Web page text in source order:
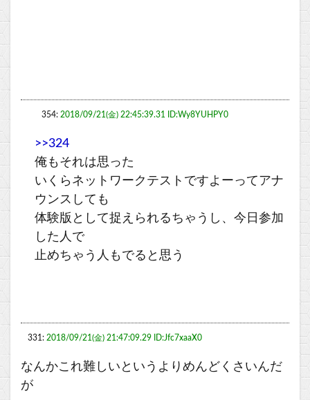
354: 2018/09/21(金) 22:45:39.31 ID:Wy8YUHPY0
>>324
俺もそれは思った
いくらネットワークテストですよーってアナ
ウンスしても
体験版として捉えられるちゃうし、今日参加
した人で
止めちゃう人もでると思う
331: 2018/09/21(金) 21:47:09.29 ID:Jfc7xaaX0
なんかこれ難しいというよりめんどくさいんだ
が